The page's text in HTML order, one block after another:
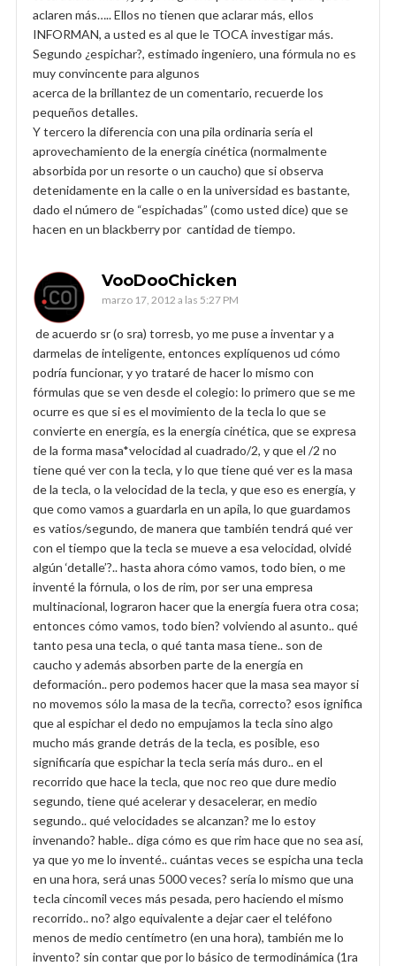
aclaren más….. Ellos no tienen que aclarar más, ellos
INFORMAN, a usted es al que le TOCA investigar más.
Segundo ¿espichar?, estimado ingeniero, una fórmula no es
muy convincente para algunos
acerca de la brillantez de un comentario, recuerde los
pequeños detalles.
Y tercero la diferencia con una pila ordinaria sería el
aprovechamiento de la energía cinética (normalmente
absorbida por un resorte o un caucho) que si observa
detenidamente en la calle o en la universidad es bastante,
dado el número de “espichadas” (como usted dice) que se
hacen en un blackberry por cantidad de tiempo.
VooDooChicken
marzo 17, 2012 a las 5:27 PM
de acuerdo sr (o sra) torresb, yo me puse a inventar y a
darmelas de inteligente, entonces explíquenos ud cómo
podría funcionar, y yo trataré de hacer lo mismo con
fórmulas que se ven desde el colegio: lo primero que se me
ocurre es que si es el movimiento de la tecla lo que se
convierte en energía, es la energía cinética, que se expresa
de la forma masa*velocidad al cuadrado/2, y que el /2 no
tiene qué ver con la tecla, y lo que tiene qué ver es la masa
de la tecla, o la velocidad de la tecla, y que eso es energía, y
que como vamos a guardarla en un apila, lo que guardamos
es vatios/segundo, de manera que también tendrá qué ver
con el tiempo que la tecla se mueve a esa velocidad, olvidé
algún ‘detalle’?.. hasta ahora cómo vamos, todo bien, o me
inventé la fórnula, o los de rim, por ser una empresa
multinacional, lograron hacer que la energía fuera otra cosa;
entonces cómo vamos, todo bien? volviendo al asunto.. qué
tanto pesa una tecla, o qué tanta masa tiene.. son de
caucho y además absorben parte de la energía en
deformación.. pero podemos hacer que la masa sea mayor si
no movemos sólo la masa de la tecña, correcto? esos ignifica
que al espichar el dedo no empujamos la tecla sino algo
mucho más grande detrás de la tecla, es posible, eso
significaría que espichar la tecla sería más duro.. en el
recorrido que hace la tecla, que noc reo que dure medio
segundo, tiene qué acelerar y desacelerar, en medio
segundo.. qué velocidades se alcanzan? me lo estoy
invenando? hable.. diga cómo es que rim hace que no sea así,
ya que yo me lo inventé.. cuántas veces se espicha una tecla
en una hora, será unas 5000 veces? sería lo mismo que una
tecla cincomil veces más pesada, pero haciendo el mismo
recorrido.. no? algo equivalente a dejar caer el teléfono
menos de medio centímetro (en una hora), también me lo
invento? sin contar que por lo básico de termodinámica (1ra